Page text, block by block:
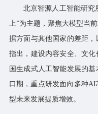
北京智源人工智能研究
上”为主题，聚焦大模型当
据方面与其他国家的差距
指出，建设内容安全、文
国生成式人工智能发展的
口期，重点研发面向多种
型未来发展提质增效。